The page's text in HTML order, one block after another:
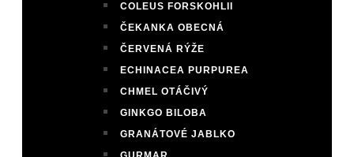
COLEUS FORSKOHLII
ČEKANKA OBECNÁ
ČERVENÁ RÝŽE
ECHINACEA PURPUREA
CHMEL OTÁČIVÝ
GINKGO BILOBA
GRANÁTOVÉ JABLKO